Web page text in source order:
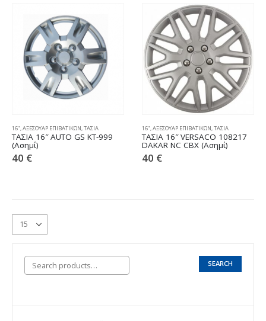
16",ΑΞΕΣΟΥΑΡ ΕΠΙΒΑΤΙΚΩΝ,ΤΑΣΙΑ
ΤΑΣΙΑ 16″ AUTO GS KT-999
(Ασημί)
40 €
16",ΑΞΕΣΟΥΑΡ ΕΠΙΒΑΤΙΚΩΝ,ΤΑΣΙΑ
ΤΑΣΙΑ 16″ VERSACO 108217
DAKAR NC CBX (Ασημί)
40 €
SEARCH